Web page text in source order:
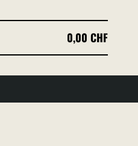
0,00 CHF